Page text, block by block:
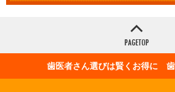
歯医者さん選びは賢くお得に 歯